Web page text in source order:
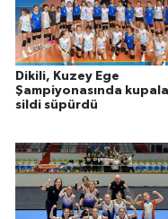
Dikili, Kuzey Ege
Şampiyonasında
sildi süpürdü